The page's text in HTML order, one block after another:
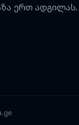
ერთ ადგილას.